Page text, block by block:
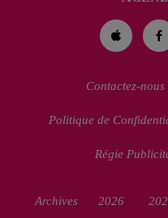
Contactez-nous
Politique de
Régie
Archives 2026